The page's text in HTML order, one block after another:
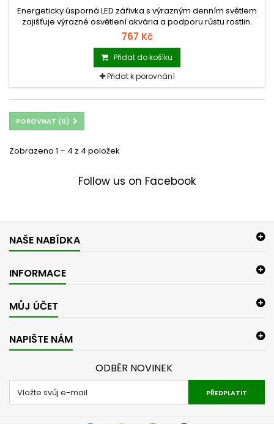
Energeticky úsporná LED zářivka s výrazným denním světlem
zajišťuje výrazné osvětlení akvária a podporu růstu rostlin.
Vhodná pouze pro osvětlení MultiLux LED. Není kompatibilní se
zářivkami T5.
767 Kč
Přidat do košíku
Přidat k porovnání
POROVNAT (0)
Zobrazeno 1 – 4 z 4 položek
Follow us on Facebook
NAŠE NABÍDKA
INFORMACE
MŮJ ÚČET
NAPIŠTE NÁM
ODBĚR NOVINEK
PŘEDPLATIT